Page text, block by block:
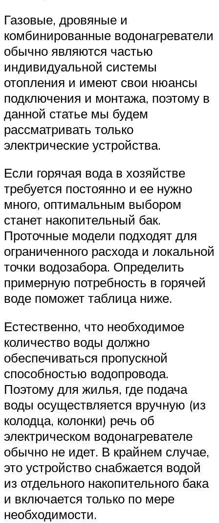
Газовые, дровяные и
комбинированные водонагреватели
обычно являются частью
индивидуальной системы
отопления и имеют свои нюансы
подключения и монтажа, поэтому в
данной статье мы будем
рассматривать только
электрические устройства.
Если горячая вода в хозяйстве
требуется постоянно и ее нужно
много, оптимальным выбором
станет накопительный бак.
Проточные модели подходят для
ограниченного расхода и локальной
точки водозабора. Определить
примерную потребность в горячей
воде поможет таблица ниже.
Естественно, что необходимое
количество воды должно
обеспечиваться пропускной
способностью водопровода.
Поэтому для жилья, где подача
воды осуществляется вручную (из
колодца, колонки) речь об
электрическом водонагревателе
обычно не идет. В крайнем случае,
это устройство снабжается водой
из отдельного накопительного бака
и включается только по мере
необходимости.